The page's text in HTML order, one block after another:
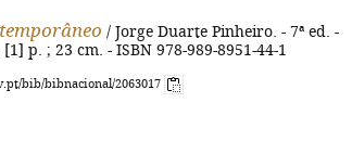
/ Jorge Duarte Pinheiro. - 7ª ed. -
p. ; 23 cm. - ISBN 978-989-8951-44-1
bib/bibnacional/2063017